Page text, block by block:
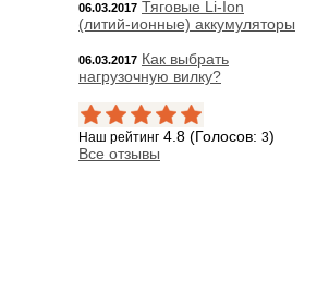
06.03.2017 Тяговые Li-Ion
(литий-ионные) аккумуляторы
06.03.2017 Как выбрать
нагрузочную вилку?
Наш рейтинг 4.8 (Голосов: 3)
Все отзывы